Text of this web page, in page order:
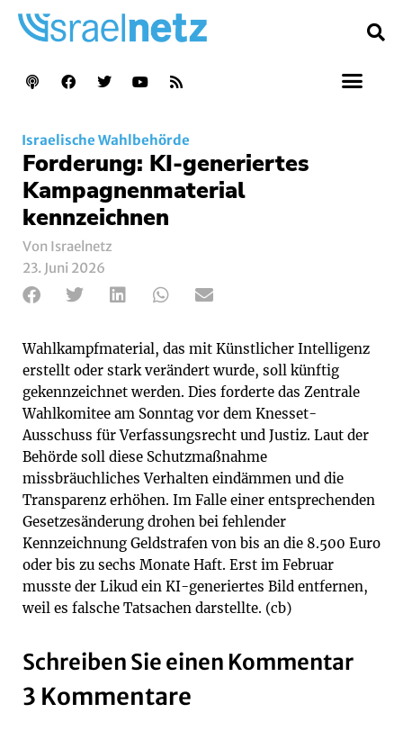
Israelische Wahlbehörde
Forderung: KI-generiertes
Kampagnenmaterial
kennzeichnen
Von Israelnetz
23. Juni 2026
Wahlkampfmaterial, das mit Künstlicher Intelligenz
erstellt oder stark verändert wurde, soll künftig
gekennzeichnet werden. Dies forderte das Zentrale
Wahlkomitee am Sonntag vor dem Knesset-
Ausschuss für Verfassungsrecht und Justiz. Laut der
Behörde soll diese Schutzmaßnahme
missbräuchliches Verhalten eindämmen und die
Transparenz erhöhen. Im Falle einer entsprechenden
Gesetzesänderung drohen bei fehlender
Kennzeichnung Geldstrafen von bis an die 8.500 Euro
oder bis zu sechs Monate Haft. Erst im Februar
musste der Likud ein KI-generiertes Bild entfernen,
weil es falsche Tatsachen darstellte. (cb)
Schreiben Sie einen Kommentar
3 Kommentare